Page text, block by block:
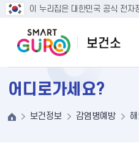
이 누리집은 대한민국 공식 전자
본문
어디로가세요?
보건정보 감염병예방